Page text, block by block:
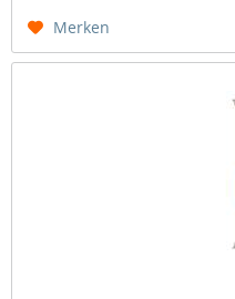
Merken